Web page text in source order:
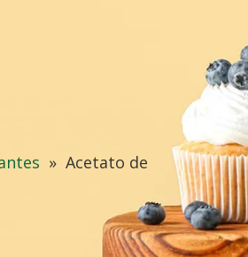
» Acetato de